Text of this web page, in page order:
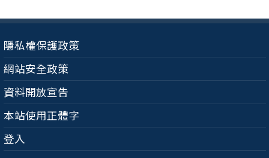
隱私權保護政策
網站安全政策
資料開放宣告
本站使用正體字
登入